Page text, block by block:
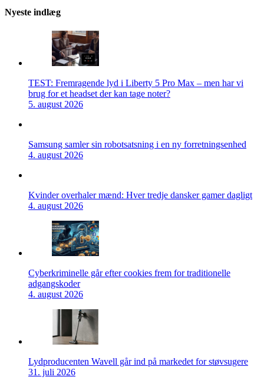
Nyeste indlæg
TEST: Fremragende lyd i Liberty 5 Pro Max – men har vi
brug for et headset der kan tage noter?
5. august 2026
Samsung samler sin robotsatsning i en ny forretningsenhed
4. august 2026
Kvinder overhaler mænd: Hver tredje dansker gamer dagligt
4. august 2026
Cyberkriminelle går efter cookies frem for traditionelle
adgangskoder
4. august 2026
Lydproducenten Wavell går ind på markedet for støvsugere
31. juli 2026